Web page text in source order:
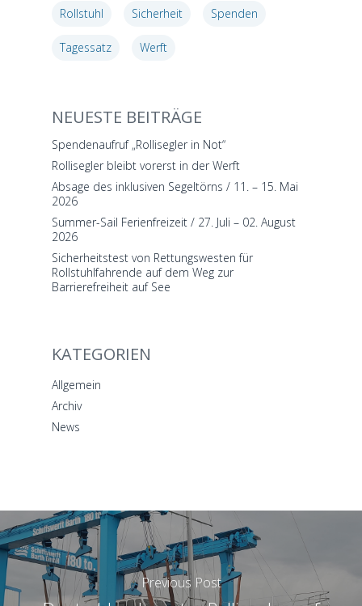
Rollstuhl Sicherheit Spenden
Tagessatz Werft
NEUESTE BEITRÄGE
Spendenaufruf „Rollisegler in Not“
Rollisegler bleibt vorerst in der Werft
Absage des inklusiven Segeltörns / 11. – 15. Mai
2026
Summer-Sail Ferienfreizeit / 27. Juli – 02. August
2026
Sicherheitstest von Rettungswesten für
Rollstuhlfahrende auf dem Weg zur
Barrierefreiheit auf See
KATEGORIEN
Allgemein
Archiv
News
Previous Post